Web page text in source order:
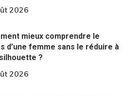
2026
mieux comprendre le
d’une femme sans le réduire à
?
2026